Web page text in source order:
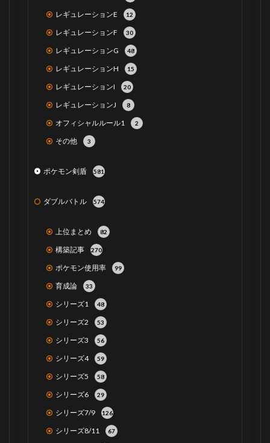
レギュレーションE
12
レギュレーションF 30
レギュレーションG 48
レギュレーションH 15
レギュレーションI 20
レギュレーションJ 8
オフィシャルルール1 2
その他 3
ポケモン剣盾 581
ダブルバトル 574
上位まとめ 82
構築記事 270
ポケモン使用率 99
育成論 33
シリーズ1 48
シリーズ2 53
シリーズ3 56
シリーズ4 59
シリーズ5 58
シリーズ6 29
シリーズ7/9 126
シリーズ8/11 67